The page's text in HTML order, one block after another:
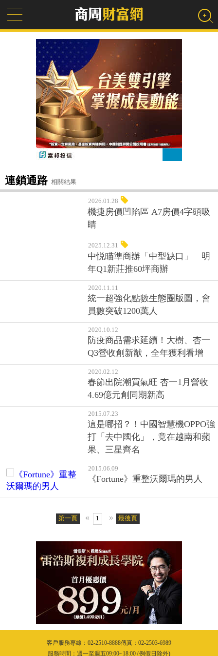
連鎖通路 相關結果
2026.01.28
機捷房價凹陷區 A7房價4字頭吸
睛
2025.12.31
中悦瞄準商辦「中型缺口」 明
年Q1新莊推60坪商辦
2020.11.11
統一超強化點數生態圈版圖，會
員數突破1200萬人
2020.10.12
防疫商品需求延續！大樹、杏一
Q3營收創新猷，全年獲利看增
2020.02.12
春節出院潮買氣旺 杏一1月營收
4.69億元創同期新高
2015.07.23
這是哪招？！中國智慧機OPPO強
打「去中國化」，竟在越南和蘋
果、三星齊名
2015.06.09
《Fortune》重整沃爾瑪的男人
第一頁 « 1 » 最後頁
客戶服務專線：02-2510-8888傳真：02-2503-6989
服務時間：週一至週五09:00~18:00 (例假日除外)